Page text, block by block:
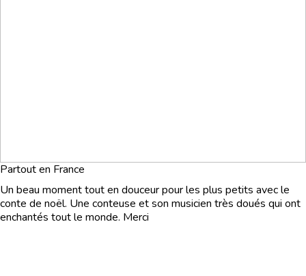
Partout en France
Un beau moment tout en douceur pour les plus petits avec le
conte de noël. Une conteuse et son musicien très doués qui ont
enchantés tout le monde. Merci